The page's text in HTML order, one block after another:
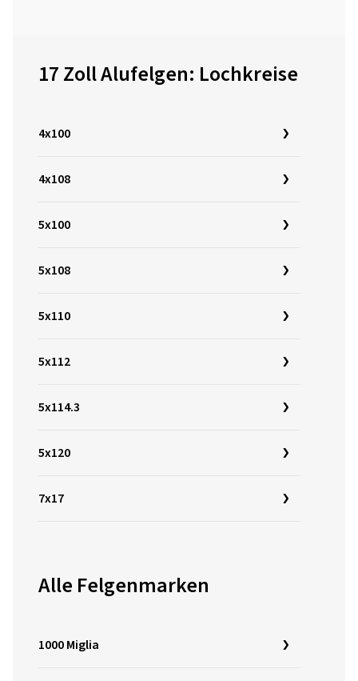
17 Zoll Alufelgen: Lochkreise
4x100
4x108
5x100
5x108
5x110
5x112
5x114.3
5x120
7x17
Alle Felgenmarken
1000 Miglia